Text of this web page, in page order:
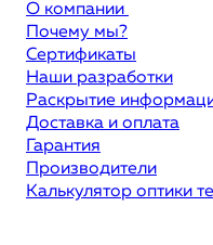
О компании
Почему мы?
Сертификаты
Наши разработки
Раскрытие
Доставка и оплата
Гарантия
Производители
Калькулятор оптики